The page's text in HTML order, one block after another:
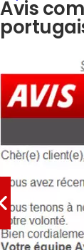
Avis